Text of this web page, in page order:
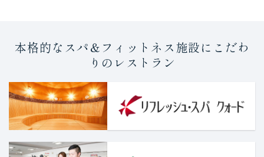
本格的なスパ＆フィットネス施設にこだわ
りのレストラン